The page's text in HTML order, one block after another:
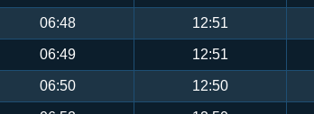
06:48 12:51
06:49 12:51
06:50 12:50